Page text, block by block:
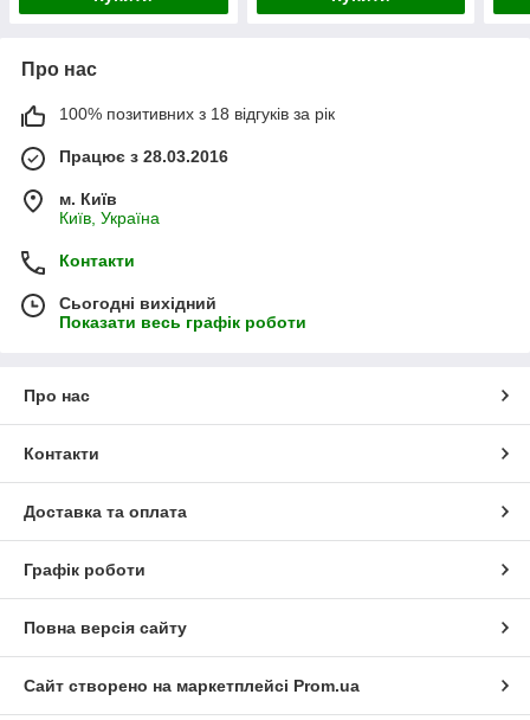
Про нас
100% позитивних з 18 відгуків за рік
Працює з 28.03.2016
м. Київ
Київ, Україна
Контакти
Сьогодні вихідний
Показати весь графік роботи
Про нас
Контакти
Доставка та оплата
Графік роботи
Повна версія сайту
Сайт створено на маркетплейсі Prom.ua